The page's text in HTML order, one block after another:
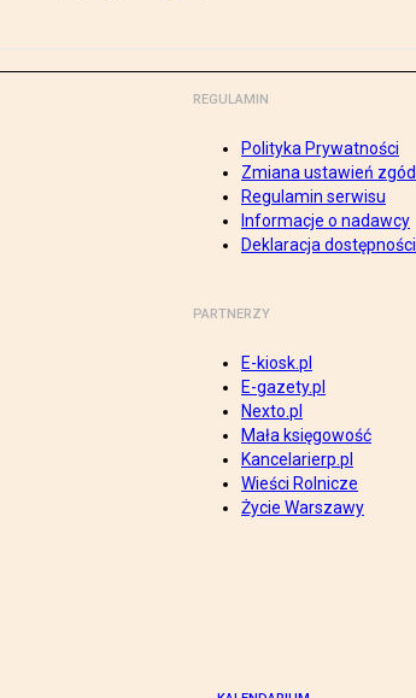
REGULAMIN
Polityka Prywatności
Zmiana ustawień zgód
Regulamin serwisu
Informacje o nadawcy
Deklaracja dostępności
PARTNERZY
E-kiosk.pl
E-gazety.pl
Nexto.pl
Mała księgowość
Kancelarierp.pl
Wieści Rolnicze
Życie Warszawy